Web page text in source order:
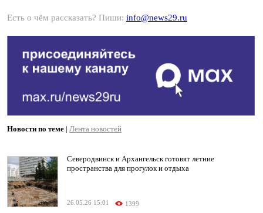
Есть о чём рассказать? Пиши: info@news29.ru
Новости по теме | Лента новостей
Северодвинск и Архангельск готовят летние
пространства для прогулок и отдыха
26.05.26 15:01 1399